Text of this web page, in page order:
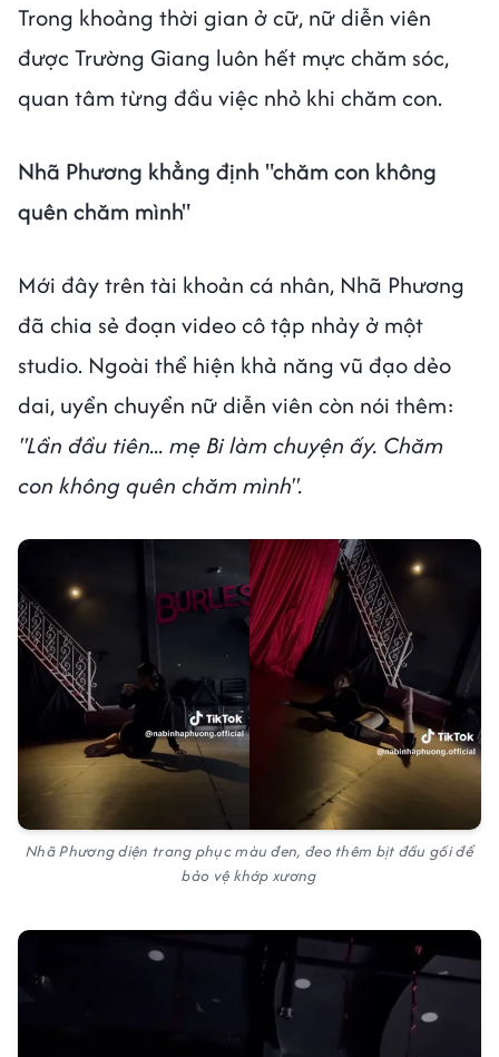
Trong khoảng thời gian ở cữ, nữ diễn viên
được Trường Giang luôn hết mực chăm sóc,
quan tâm từng đầu việc nhỏ khi chăm con.
Nhã Phương khẳng định "chăm con không
quên chăm mình"
Mới đây trên tài khoản cá nhân, Nhã Phương
đã chia sẻ đoạn video cô tập nhảy ở một
studio. Ngoài thể hiện khả năng vũ đạo dẻo
dai, uyển chuyển nữ diễn viên còn nói thêm:
"Lần đầu tiên... mẹ Bi làm chuyện ấy. Chăm
con không quên chăm mình".
Nhã Phương diện trang phục màu đen, đeo thêm bịt đầu gối để
bảo vệ khớp xương